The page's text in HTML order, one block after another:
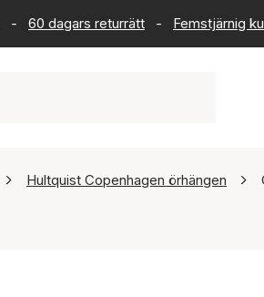
- 60 dagars returrätt - Femstjärnig
Hultquist Copenhagen örhängen